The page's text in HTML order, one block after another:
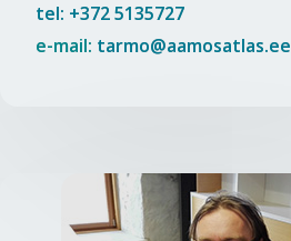
tel: +372 5135727
e-mail: tarmo@aamosatlas.ee